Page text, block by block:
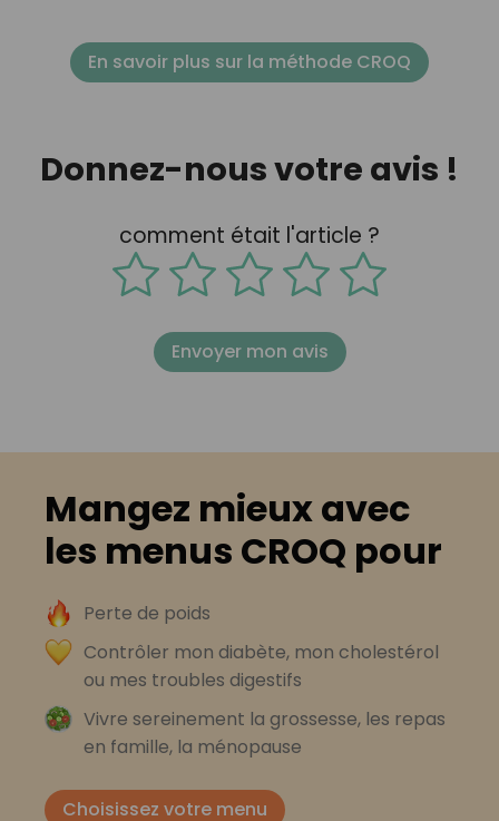
En savoir plus sur la méthode CROQ
Donnez-nous votre avis !
comment était l'article ?
Envoyer mon avis
Mangez mieux avec
les menus CROQ pour
Perte de poids
Contrôler mon diabète, mon cholestérol
ou mes troubles digestifs
Vivre sereinement la grossesse, les repas
en famille, la ménopause
Choisissez votre menu